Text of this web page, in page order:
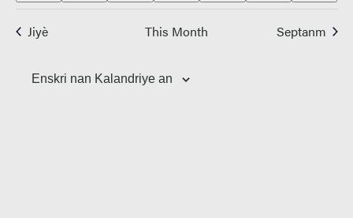
Jiyè This Month Septanm
Enskri nan Kalandriye an